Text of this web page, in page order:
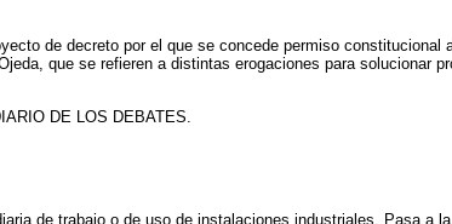
de decreto por el que se concede permiso constitucional
que se refieren a distintas erogaciones para solucionar
DE LOS DEBATES.
de trabajo o de uso de instalaciones industriales. Pasa a